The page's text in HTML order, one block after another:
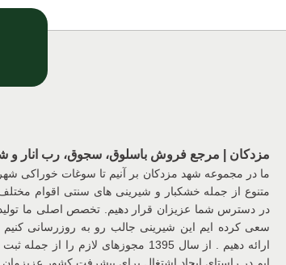
مزدکان | مرجع فروش باسلوق، سجوق، رب انار و
ما در مجموعه شهد مزدکان بر آنیم تا سوغات خوراکی
متنوع از جمله خشکبار و شیرینی های سنتی اقوام
در دسترس شما عزیزان قرار دهیم. تخصص اصلی ما
سعی کرده ایم این شیرینی جالب رو به روزرسانی کنیم
ارائه دهیم . از سال 1395 مجوزهای